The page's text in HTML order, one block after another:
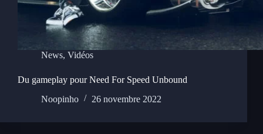
News, Vidéos
Du gameplay pour Need For Speed Unbound
Noopinho
26 novembre 2022